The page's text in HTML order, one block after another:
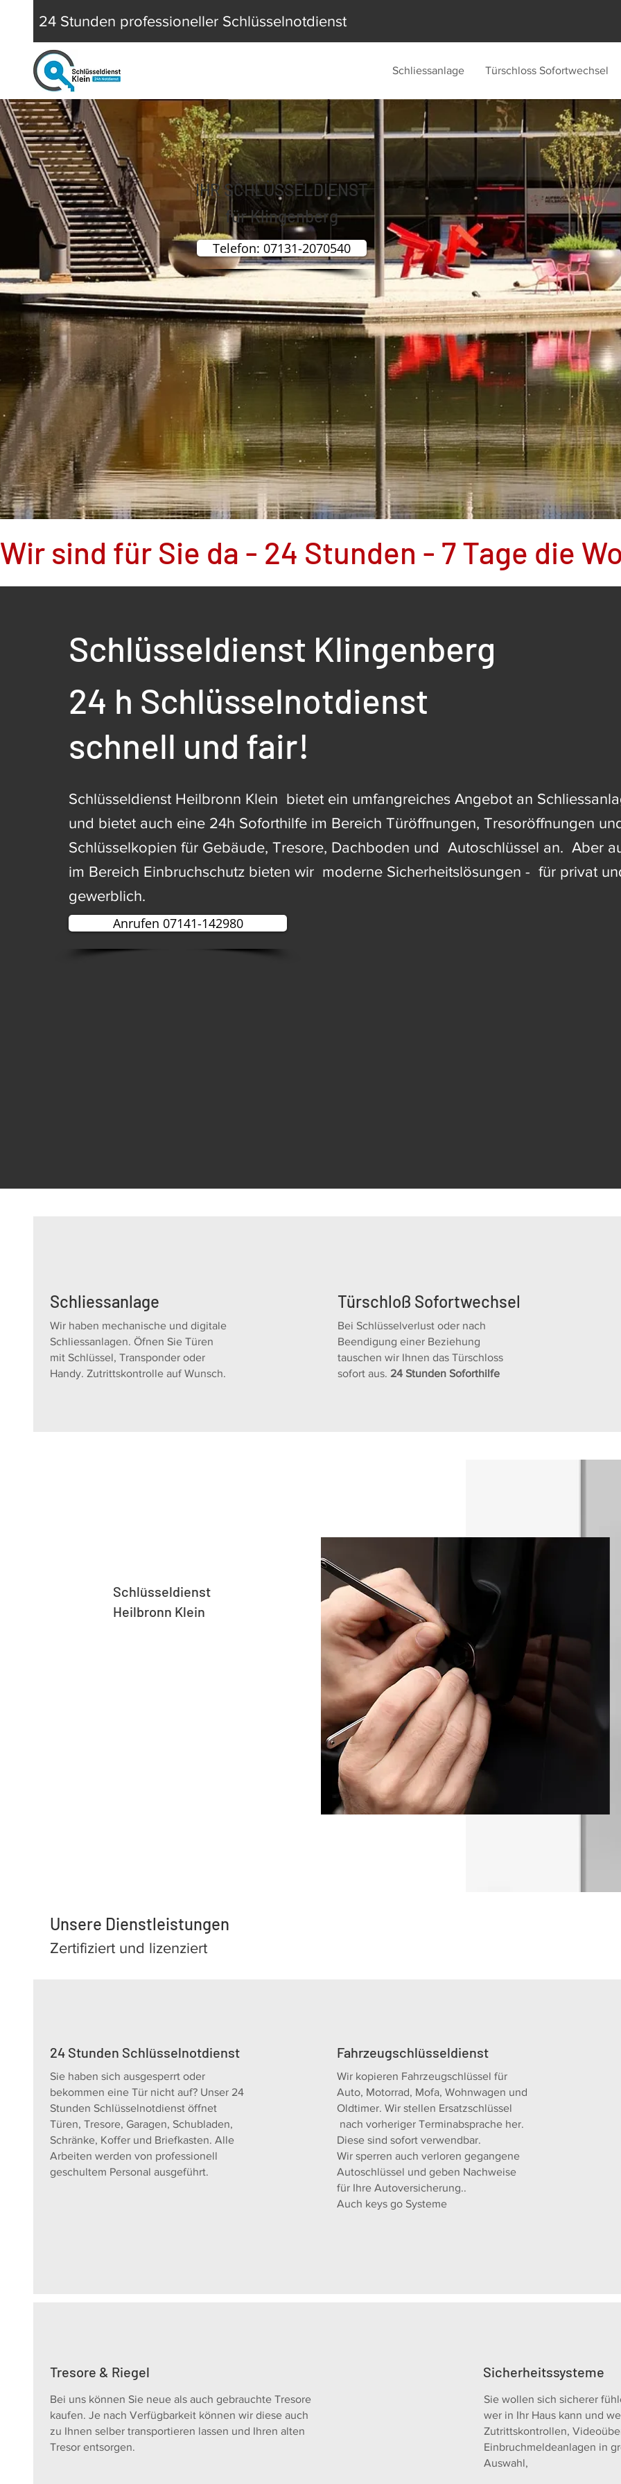
24 Stunden professioneller Schlüsselnotdienst
Schliessanlage Türschloss Sofortwechsel
IHR SCHLÜSSELDIENST
für Klingenberg
Telefon: 07131-2070540
Wir sind für Sie da - 24 Stunden - 7 Tage die
Schlüsseldienst Klingenberg
24 h Schlüsselnotdienst
schnell und fair!
Schlüsseldienst Heilbronn Klein bietet ein umfangreiches Angebot an
und bietet auch eine 24h Soforthilfe im Bereich Türöffnungen, Tresoröffnungen
Schlüsselkopien für Gebäude, Tresore, Dachboden und Autoschlüssel an. Aber
im Bereich Einbruchschutz bieten wir moderne Sicherheitslösungen - für privat
gewerblich.
Anrufen 07141-142980
Schliessanlage
Wir haben mechanische und digitale
Schliessanlagen. Öfnen Sie Türen
mit Schlüssel, Transponder oder
Handy. Zutrittskontrolle auf Wunsch.
Türschloß Sofortwechsel
Bei Schlüsselverlust oder nach
Beendigung einer Beziehung
tauschen wir Ihnen das Türschloss
sofort aus. 24 Stunden Soforthilfe
Schlüsseldienst
Heilbronn Klein
Unsere Dienstleistungen
Zertifiziert und lizenziert
24 Stunden Schlüsselnotdienst
Sie haben sich ausgesperrt oder
bekommen eine Tür nicht auf? Unser 24
Stunden Schlüsselnotdienst öffnet
Türen, Tresore, Garagen, Schubladen,
Schränke, Koffer und Briefkasten. Alle
Arbeiten werden von professionell
geschultem Personal ausgeführt.
Fahrzeugschlüsseldienst
Wir kopieren Fahrzeugschlüssel für
Auto, Motorrad, Mofa, Wohnwagen und
Oldtimer. Wir stellen Ersatzschlüssel
nach vorheriger Terminabsprache her.
Diese sind sofort verwendbar.
Wir sperren auch verloren gegangene
Autoschlüssel und geben Nachweise
für Ihre Autoversicherung..
Auch keys go Systeme
Tresore & Riegel
Bei uns können Sie neue als auch gebrauchte Tresore
kaufen. Je nach Verfügbarkeit können wir diese auch
zu Ihnen selber transportieren lassen und Ihren alten
Tresor entsorgen.
Sicherheitssysteme
Sie wollen sich sicherer
wer in Ihr Haus kann und
Zutrittskontrollen,
Einbruchmeldeanlagen in
Auswahl,